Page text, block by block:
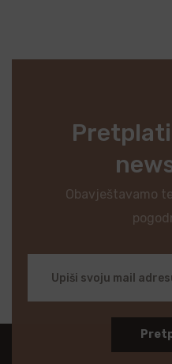
Obavještavamo